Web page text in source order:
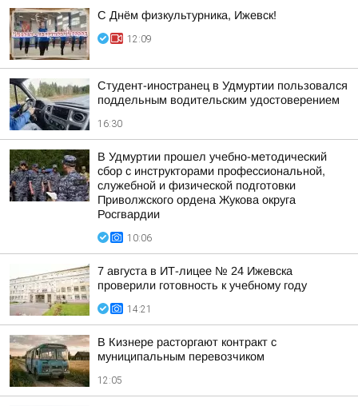
С Днём физкультурника, Ижевск!
12:09
Студент-иностранец в Удмуртии пользовался
поддельным водительским удостоверением
16:30
В Удмуртии прошел учебно-методический
сбор с инструкторами профессиональной,
служебной и физической подготовки
Приволжского ордена Жукова округа
Росгвардии
10:06
7 августа в ИТ-лицее № 24 Ижевска
проверили готовность к учебному году
14:21
В Кизнере расторгают контракт с
муниципальным перевозчиком
12:05